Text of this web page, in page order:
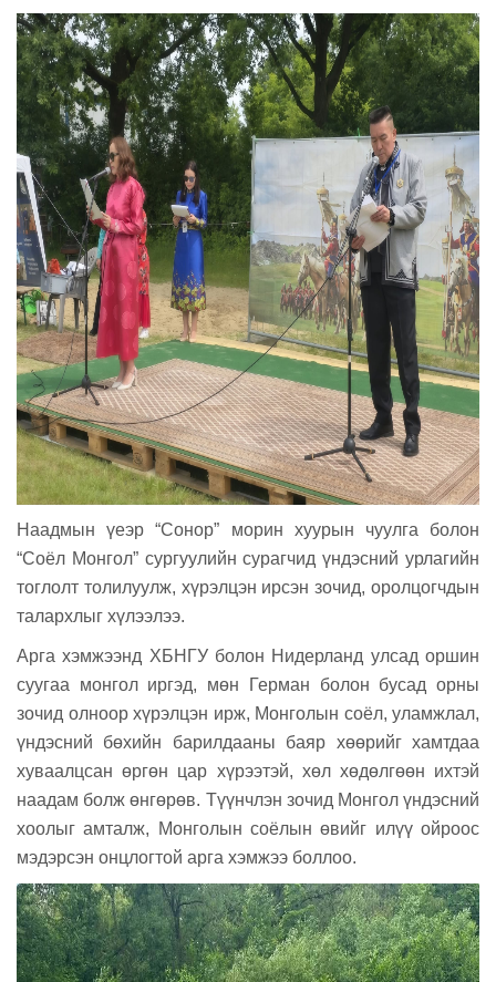
Наадмын үеэр “Сонор” морин хуурын чуулга болон
“Соёл Монгол” сургуулийн сурагчид үндэсний урлагийн
тоглолт толилуулж, хүрэлцэн ирсэн зочид, оролцогчдын
талархлыг хүлээлээ.
Арга хэмжээнд ХБНГУ болон Нидерланд улсад оршин
суугаа монгол иргэд, мөн Герман болон бусад орны
зочид олноор хүрэлцэн ирж, Монголын соёл, уламжлал,
үндэсний бөхийн барилдааны баяр хөөрийг хамтдаа
хуваалцсан өргөн цар хүрээтэй, хөл хөдөлгөөн ихтэй
наадам болж өнгөрөв. Түүнчлэн зочид Монгол үндэсний
хоолыг амталж, Монголын соёлын өвийг илүү ойроос
мэдэрсэн онцлогтой арга хэмжээ боллоо.